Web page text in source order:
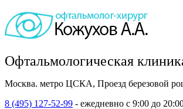
Офтальмологическая
Москва. метро ЦСКА, Проезд березовой
8 (495) 127-52-99 - ежедневно с 9:00 до